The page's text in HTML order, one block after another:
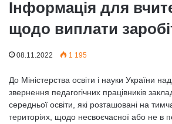
Інформація для
щодо виплати
08.11.2022 1 195
До Міністерства освіти і науки України
звернення педагогічних працівників
середньої освіти, які розташовані на
територіях, щодо несвоєчасної або не в